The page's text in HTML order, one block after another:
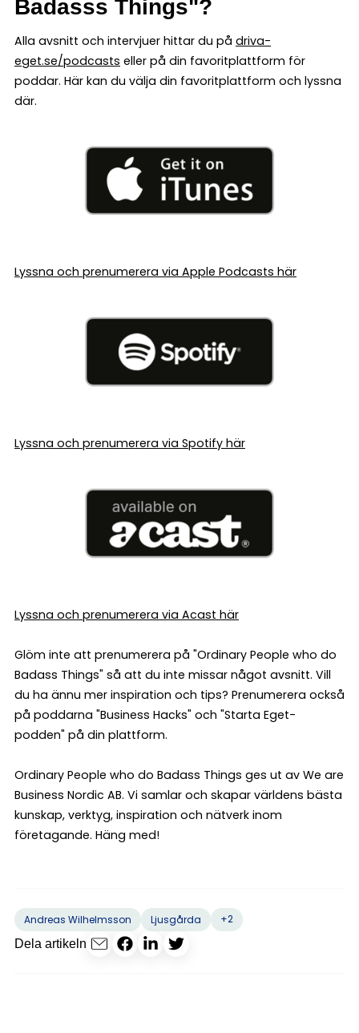
Badasss Things"?
Alla avsnitt och intervjuer hittar du på driva-
eget.se/podcasts eller på din favoritplattform för
poddar. Här kan du välja din favoritplattform och lyssna
där.
Lyssna och prenumerera via Apple Podcasts här
Lyssna och prenumerera via Spotify här
Lyssna och prenumerera via Acast här
Glöm inte att prenumerera på "Ordinary People who do
Badass Things" så att du inte missar något avsnitt. Vill
du ha ännu mer inspiration och tips? Prenumerera också
på poddarna "Business Hacks" och "Starta Eget-
podden" på din plattform.
Ordinary People who do Badass Things ges ut av We are
Business Nordic AB. Vi samlar och skapar världens bästa
kunskap, verktyg, inspiration och nätverk inom
företagande. Häng med!
Andreas Wilhelmsson Ljusgårda
+2
Dela artikeln